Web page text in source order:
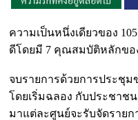
ความเป็นหนึ่งเดียวของ
ดีโดยมี 7 คุณสมบัติหลักของ
จบรายการด้วยการประชุ
โดยเริ่มฉลอง กับประชาช
มาแต่ละศูนย์จะรับจัดราย